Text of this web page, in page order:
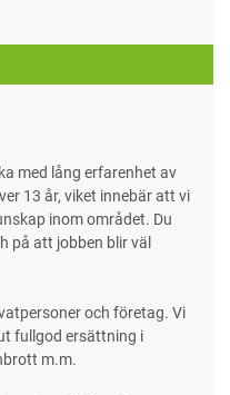
med lång erfarenhet av
13 år, viket innebär att vi
inom området. Du
på att jobben blir väl
och företag. Vi
fullgod ersättning i
m.m.